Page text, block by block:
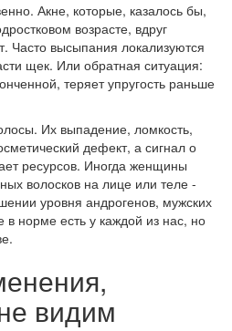
Акне, которые, казалось бы,
возрасте, вдруг
Часто высыпания локализуются
щек. Или обратная ситуация:
теряет упругость раньше
Их выпадение, ломкость,
дефект, а сигнал о
ресурсов. Иногда женщины
волосков на лице или теле -
уровня андрогенов, мужских
в норме есть у каждой из нас, но
видим